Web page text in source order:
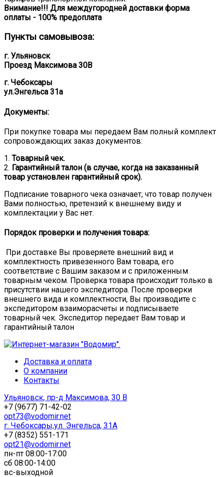
Внимание!!! Для междугородней доставки форма
оплаты - 100% предоплата
Пункты самовывоза:
г. Ульяновск
Проезд Максимова 30В
г. Чебоксары
ул.Энгельса 31а
Документы:
При покупке товара мы передаем Вам полный комплект
сопровождающих заказ документов:
1. Товарный чек.
2. Гарантийный талон (в случае, когда на заказанный
товар установлен гарантийный срок).
Подписание товарного чека означает, что товар получен
Вами полностью, претензий к внешнему виду и
комплектации у Вас нет.
Порядок проверки и получения товара:
При доставке Вы проверяете внешний вид и
комплектность привезенного Вам товара, его
соответствие с Вашим заказом и с приложенным
товарным чеком. Проверка товара происходит только в
присутствии нашего экспедитора. После проверки
внешнего вида и комплектности, Вы производите с
экспедитором взаиморасчеты и подписываете
товарный чек. Экспедитор передает Вам товар и
гарантийный талон
Доставка и оплата
О компании
Контакты
Ульяновск, пр-д Максимова, 30 В
+7 (9677) 71-42-02
opt73@vodomir.net
г. Чебоксары,ул. Энгельса, 31А
+7 (8352) 551-171
opt21@vodomir.net
пн-пт 08:00-17:00
сб 08:00-14:00
вс-выходной